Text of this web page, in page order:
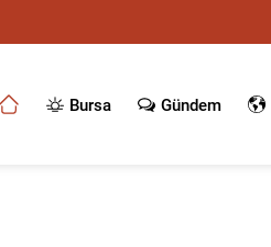
Bursa Gündem